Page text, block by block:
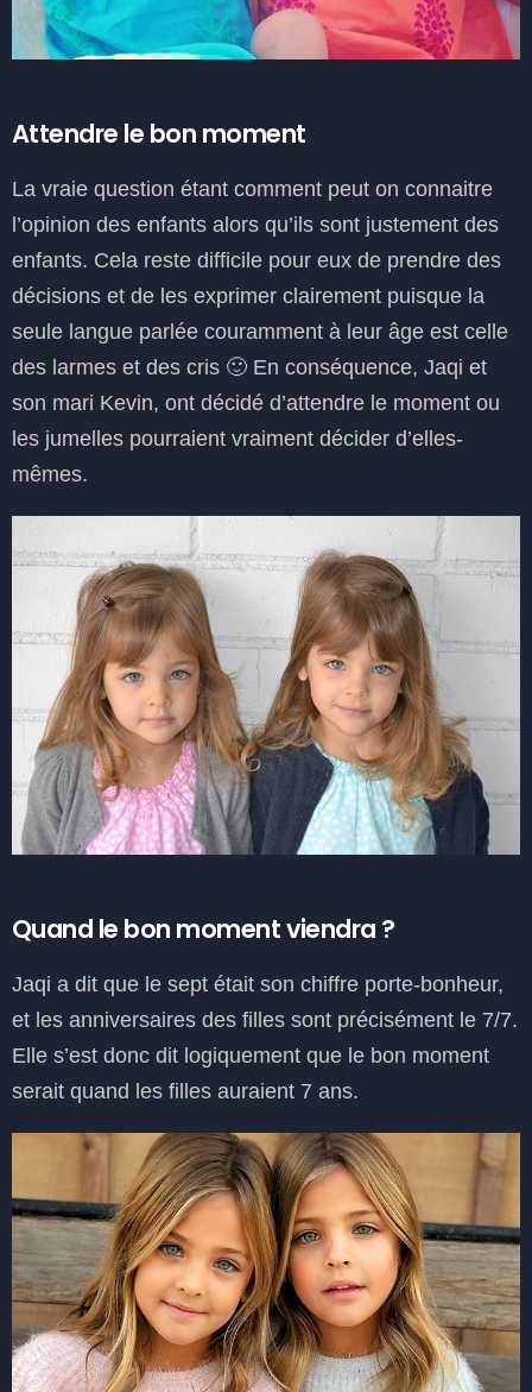
Attendre le bon moment
La vraie question étant comment peut on connaitre
l’opinion des enfants alors qu’ils sont justement des
enfants. Cela reste difficile pour eux de prendre des
décisions et de les exprimer clairement puisque la
seule langue parlée couramment à leur âge est celle
des larmes et des cris 🙂 En conséquence, Jaqi et
son mari Kevin, ont décidé d’attendre le moment ou
les jumelles pourraient vraiment décider d’elles-
mêmes.
Quand le bon moment viendra ?
Jaqi a dit que le sept était son chiffre porte-bonheur,
et les anniversaires des filles sont précisément le 7/7.
Elle s’est donc dit logiquement que le bon moment
serait quand les filles auraient 7 ans.